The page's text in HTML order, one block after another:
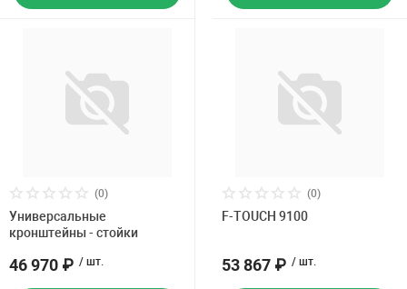
(0)
Универсальные
кронштейны - стойки
46 970 ₽ / шт.
(0)
F-TOUCH 9100
53 867 ₽ / шт.